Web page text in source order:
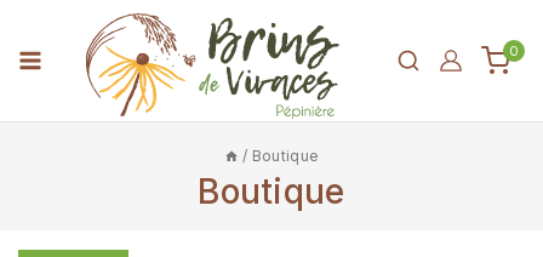
0
/ Boutique
Boutique